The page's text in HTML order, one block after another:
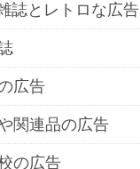
誌とレトロな広告
広告
関連品の広告
の広告